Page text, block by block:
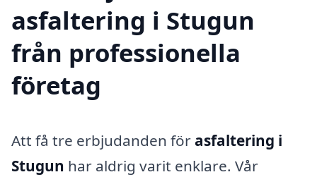
asfaltering i Stugun
från professionella
företag
Att få tre erbjudanden för asfaltering i
Stugun har aldrig varit enklare. Vår